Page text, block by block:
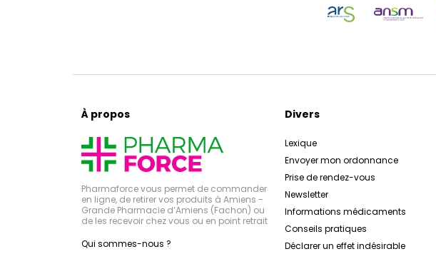
À propos
Pharmaforce vous permet de commander
en ligne, de retirer vos produits à Amiens -
Grande Pharmacie d’Amiens (Fachon) ou
de les recevoir chez vous ou en point retrait
Qui sommes-nous ?
Divers
Lexique
Envoyer mon ordonnance
Prise de rendez-vous
Newsletter
Informations médicaments
Conseils pratiques
Déclarer un effet indésirable